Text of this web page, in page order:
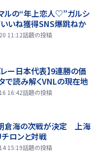
ルの“年上恋人♡”ガルシ
いいね獲得SNS爆跳ねか
11:12話題の投稿
レー日本代表】9連勝の価
で読み解くVNLの現在地
16:42話題の投稿
朝倉海の次戦が決定 上海
チロンと対戦
15:19話題の投稿